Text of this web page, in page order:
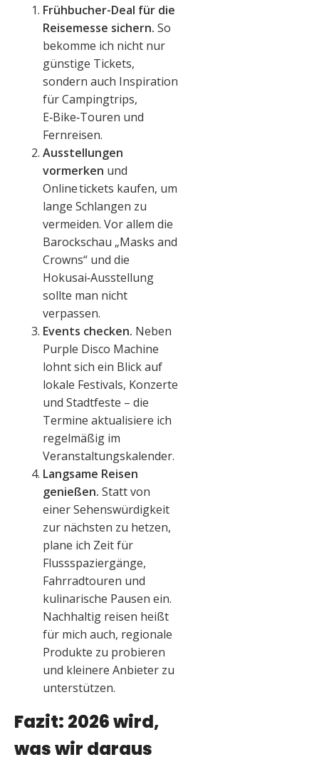
Frühbucher-Deal für die
Reisemesse sichern. So
bekomme ich nicht nur
günstige Tickets,
sondern auch Inspiration
für Campingtrips,
E‑Bike‑Touren und
Fernreisen.
Ausstellungen
vormerken und
Online tickets kaufen, um
lange Schlangen zu
vermeiden. Vor allem die
Barockschau „Masks and
Crowns“ und die
Hokusai‑Ausstellung
sollte man nicht
verpassen.
Events checken. Neben
Purple Disco Machine
lohnt sich ein Blick auf
lokale Festivals, Konzerte
und Stadtfeste – die
Termine aktualisiere ich
regelmäßig im
Veranstaltungskalender.
Langsame Reisen
genießen. Statt von
einer Sehenswürdigkeit
zur nächsten zu hetzen,
plane ich Zeit für
Flussspaziergänge,
Fahrradtouren und
kulinarische Pausen ein.
Nachhaltig reisen heißt
für mich auch, regionale
Produkte zu probieren
und kleinere Anbieter zu
unterstützen.
Fazit: 2026 wird,
was wir daraus